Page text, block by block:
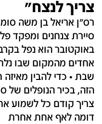
צריך לנצח"
רס"ן אריאל בן משה
באוקטובר הוא נפל
אחדים מהמקום שבו
שבת • כדי להבין
הזה, בכיר הנופלים של
צריך קודם כל לשמוע
דומה לאף אחת אחרת